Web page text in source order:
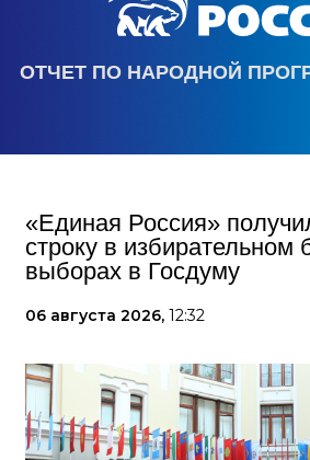
ОТЧЕТ ПО НАРОДНОЙ
«Единая Россия»
строку в избирательном
выборах в Госдуму
06 августа 2026, 12:32